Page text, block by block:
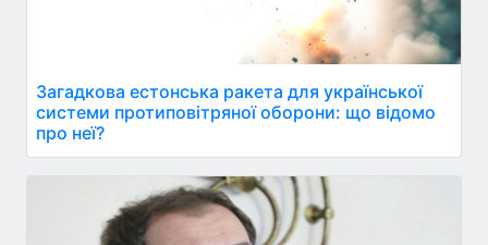
Загадкова естонська ракета для української
системи протиповітряної оборони: що відомо
про неї?